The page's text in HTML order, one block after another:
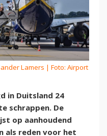
Lamers | Foto: Airport
in Duitsland 24
schrappen. De
op aanhoudend
als reden voor het